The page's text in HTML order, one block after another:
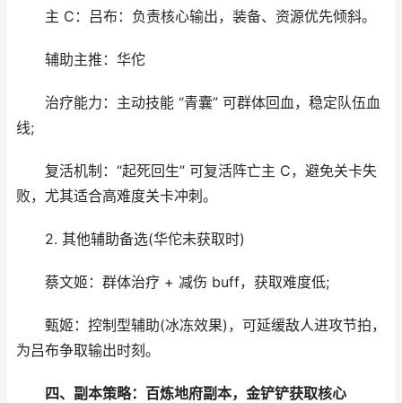
主 C：吕布：负责核心输出，装备、资源优先倾斜。
辅助主推：华佗
治疗能力：主动技能 “青囊” 可群体回血，稳定队伍血
线;
复活机制：“起死回生” 可复活阵亡主 C，避免关卡失
败，尤其适合高难度关卡冲刺。
2. 其他辅助备选(华佗未获取时)
蔡文姬：群体治疗 + 减伤 buff，获取难度低;
甄姬：控制型辅助(冰冻效果)，可延缓敌人进攻节拍，
为吕布争取输出时刻。
四、副本策略：百炼地府副本，金铲铲获取核心